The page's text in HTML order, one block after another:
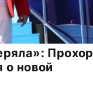
Прохор
о новой